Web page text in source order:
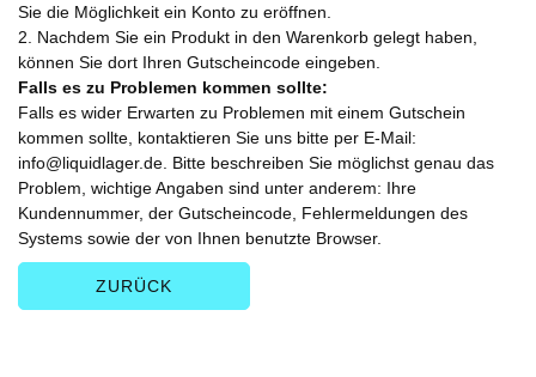
Sie die Möglichkeit ein Konto zu eröffnen.
2. Nachdem Sie ein Produkt in den Warenkorb gelegt haben,
können Sie dort Ihren Gutscheincode eingeben.
Falls es zu Problemen kommen sollte:
Falls es wider Erwarten zu Problemen mit einem Gutschein
kommen sollte, kontaktieren Sie uns bitte per E-Mail:
info@liquidlager.de. Bitte beschreiben Sie möglichst genau das
Problem, wichtige Angaben sind unter anderem: Ihre
Kundennummer, der Gutscheincode, Fehlermeldungen des
Systems sowie der von Ihnen benutzte Browser.
ZURÜCK